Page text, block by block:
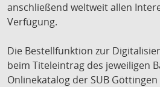
anschließend weltweit allen
Verfügung.
Die Bestellfunktion zur
beim Titeleintrag des jeweiligen
Onlinekatalog der SUB